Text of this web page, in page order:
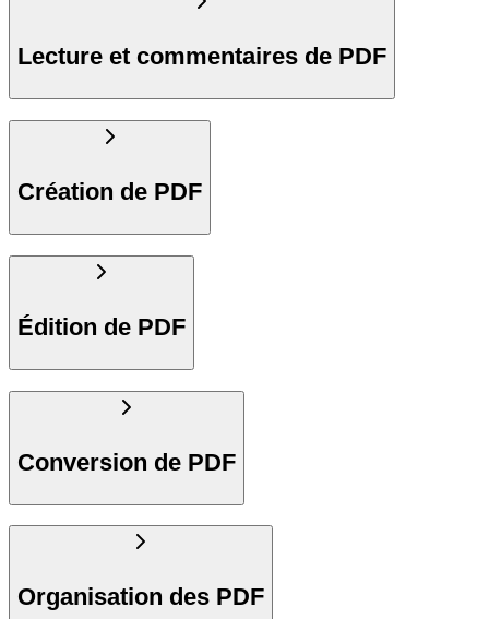
Lecture et commentaires de PDF
Création de PDF
Édition de PDF
Conversion de PDF
Organisation des PDF